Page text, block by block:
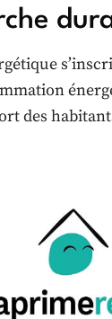
des